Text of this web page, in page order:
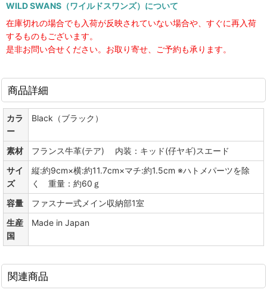
WILD SWANS（ワイルドスワンズ）について
在庫切れの場合でも入荷が反映されていない場合や、すぐに再入荷
するものもございます。
是非お問い合せください。お取り寄せ、ご予約も承ります。
商品詳細
カラ
ー
Black（ブラック）
素材
フランス牛革(テア) 内装：キッド(仔ヤギ)スエード
サイ
ズ
縦:約9cm×横:約11.7cm×マチ:約1.5cm ※ハトメパーツを除
く 重量：約60ｇ
容量
ファスナー式メイン収納部1室
生産
国
Made in Japan
関連商品